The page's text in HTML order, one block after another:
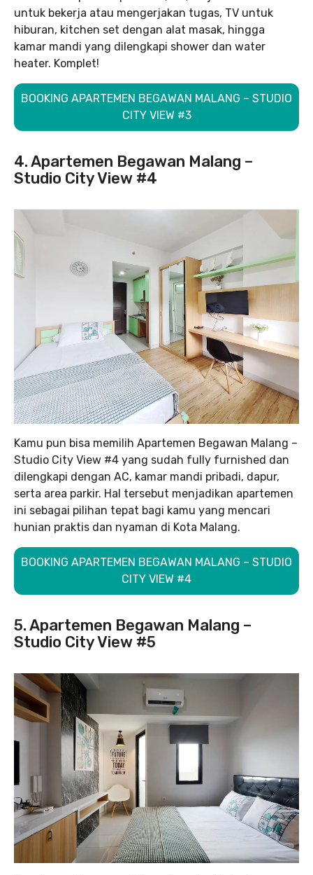
untuk bekerja atau mengerjakan tugas, TV untuk
hiburan, kitchen set dengan alat masak, hingga
kamar mandi yang dilengkapi shower dan water
heater. Komplet!
BOOKING APARTEMEN BEGAWAN MALANG – STUDIO
CITY VIEW #3
4. Apartemen Begawan Malang –
Studio City View #4
Kamu pun bisa memilih Apartemen Begawan Malang –
Studio City View #4 yang sudah fully furnished dan
dilengkapi dengan AC, kamar mandi pribadi, dapur,
serta area parkir. Hal tersebut menjadikan apartemen
ini sebagai pilihan tepat bagi kamu yang mencari
hunian praktis dan nyaman di Kota Malang.
BOOKING APARTEMEN BEGAWAN MALANG – STUDIO
CITY VIEW #4
5. Apartemen Begawan Malang –
Studio City View #5